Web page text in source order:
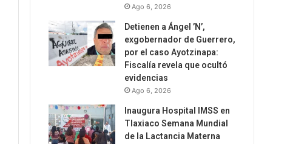
Ago 6, 2026
Detienen a Ángel ’N’,
exgobernador de Guerrero,
por el caso Ayotzinapa:
Fiscalía revela que ocultó
evidencias
Ago 6, 2026
Inaugura Hospital IMSS en
Tlaxiaco Semana Mundial
de la Lactancia Materna